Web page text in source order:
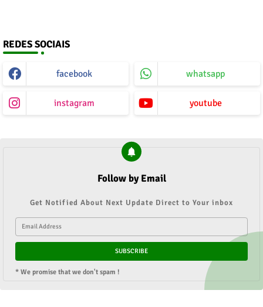
REDES SOCIAIS
facebook whatsapp
instagram youtube
Follow by Email
Get Notified About Next Update Direct to Your inbox
* We promise that we don't spam !